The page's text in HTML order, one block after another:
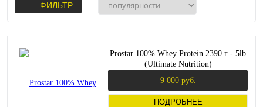
ФИЛЬТР
Prostar 100% Whey Protein 2390 г - 5lb
(Ultimate Nutrition)
9 000 руб.
ПОДРОБНЕЕ